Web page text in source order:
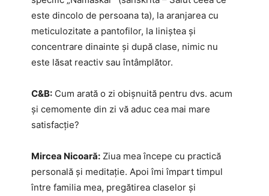
este dincolo de persoana ta), la aranjarea cu
meticulozitate a pantofilor, la liniștea și
concentrare dinainte și după clase, nimic nu
este lăsat reactiv sau întâmplător.
C&B: Cum arată o zi obișnuită pentru dvs. acum
și cemomente din zi vă aduc cea mai mare
satisfacție?
Mircea Nicoară: Ziua mea începe cu practică
personală și meditație. Apoi îmi împart timpul
între familia mea, pregătirea claselor și